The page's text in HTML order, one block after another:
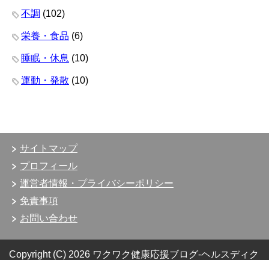
不調 (102)
栄養・食品 (6)
睡眠・休息 (10)
運動・発散 (10)
サイトマップ
プロフィール
運営者情報・プライバシーポリシー
免責事項
お問い合わせ
Copyright (C) 2026 ワクワク健康応援ブログ-ヘルスディク